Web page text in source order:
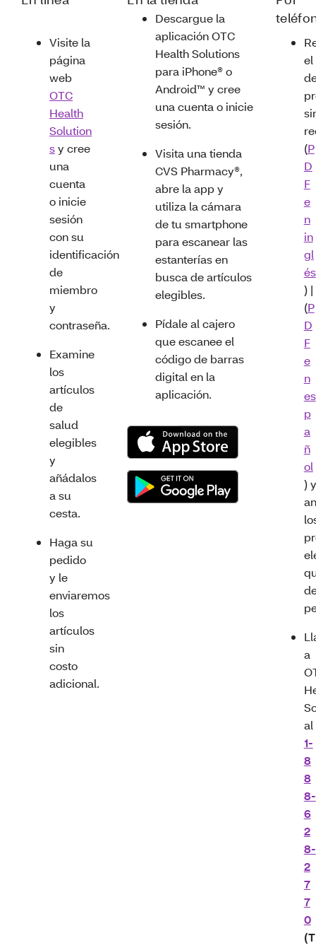
Visite la
página
web
OTC
Health
Solution
sy cree
una
cuenta
o inicie
sesión
con su
identificación
de
miembro
y
contraseña.
Examine
los
artículos
de
salud
elegibles
y
añádalos
a su
cesta.
Haga su
pedido
y le
enviaremos
los
artículos
sin
costo
adicional.
Descargue la
aplicación OTC
Health Solutions
para iPhone® o
Android™ y cree
una cuenta o inicie
sesión.
Visita una tienda
CVS Pharmacy®,
abre la app y
utiliza la cámara
de tu smartphone
para escanear las
estanterías en
busca de artículos
elegibles.
Pídale al cajero
que escanee el
código de barras
digital en la
aplicación.
el
(P
D
F
e
n
in
gl
és
) |
(P
D
F
e
n
es
p
a
ñ
ol
) y
a
al
1-
8
8
8-
6
2
8-
2
7
7
0